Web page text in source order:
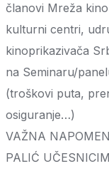
članovi Mreža
kulturni centri,
kinoprikazivača
na Seminaru/
(troškovi puta,
osiguranje…)
VAŽNA
PALIĆ